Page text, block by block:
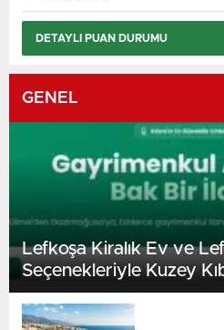
DETAYLI PUAN DURUMU
GENEL
Lefkoşa Kiralık Ev ve
Seçenekleriyle Kuzey
Yaşam